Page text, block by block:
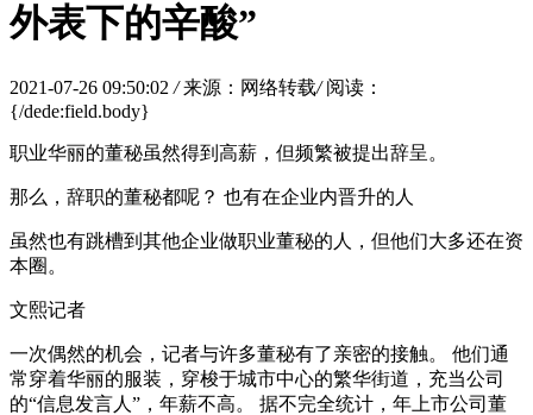
外表下的辛酸”
2021-07-26 09:50:02 / 来源：网络转载/ 阅读：
{/dede:field.body}
职业华丽的董秘虽然得到高薪，但频繁被提出辞呈。
那么，辞职的董秘都呢？ 也有在企业内晋升的人
虽然也有跳槽到其他企业做职业董秘的人，但他们大多还在资
本圈。
文熙记者
一次偶然的机会，记者与许多董秘有了亲密的接触。 他们通
常穿着华丽的服装，穿梭于城市中心的繁华街道，充当公司
的“信息发言人”，年薪不高。 据不完全统计，年上市公司董